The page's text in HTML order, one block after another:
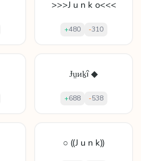
>>>J u n k o<<<
+480 -310
Ɉṳᴎḵȋ ◆
+688 -538
○ ⸨J u n k⸩